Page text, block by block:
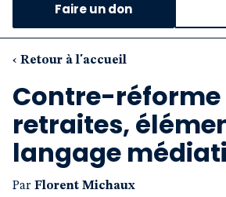
Notre critique des
Nos propositions
Notre revue
Boutique
Faire un don
‹ Retour à l'accueil
Contre-réforme
retraites,
langage
Par Florent Michaux